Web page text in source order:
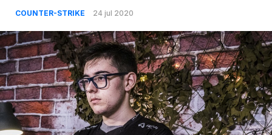
COUNTER-STRIKE 24 jul 2020